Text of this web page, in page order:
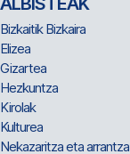
Bizkaitik Bizkaira
Elizea
Gizartea
Hezkuntza
Kirolak
Kulturea
Nekazaritza eta arrantza